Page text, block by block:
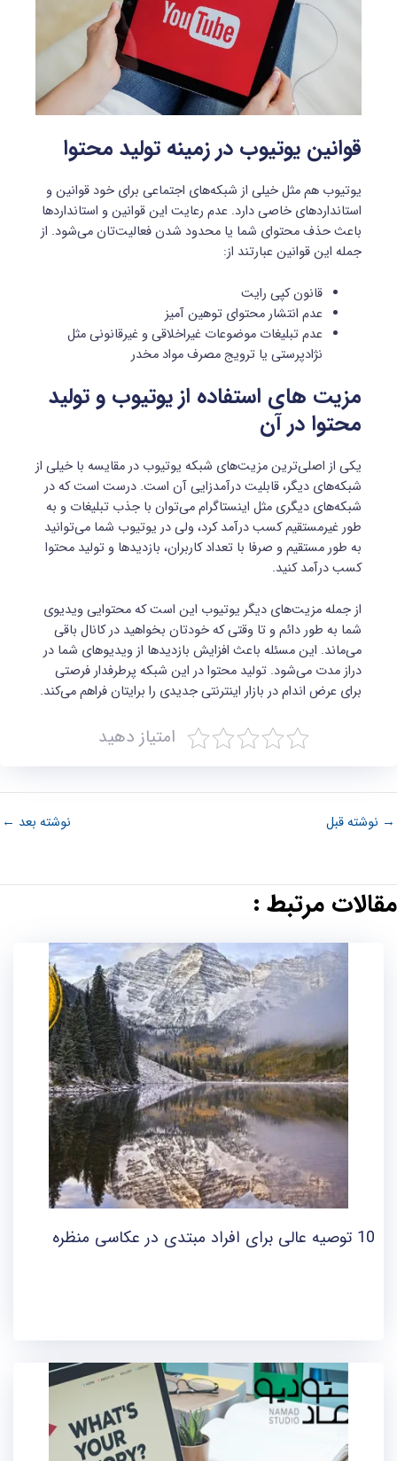
قوانین یوتیوب در زمینه تولید محتوا
یوتیوب هم مثل خیلی از شبکه‌های اجتماعی برای خود قوانین و
استانداردهای خاصی دارد. عدم رعایت این قوانین و استانداردها
باعث حذف محتوای شما یا محدود شدن فعالیت‌تان می‌شود. از
جمله این قوانین عبارتند از:
قانون کپی رایت
عدم انتشار محتوای توهین آمیز
عدم تبلیغات موضوعات غیراخلاقی و غیرقانونی مثل
نژادپرستی یا ترویج مصرف مواد مخدر
مزیت های استفاده از یوتیوب و تولید
محتوا در آن
یکی از اصلی‌ترین مزیت‌های شبکه یوتیوب در مقایسه با خیلی از
شبکه‌های دیگر، قابلیت درآمدزایی آن است. درست است که در
شبکه‌های دیگری مثل اینستاگرام می‌توان با جذب تبلیغات و به
طور غیرمستقیم کسب درآمد کرد، ولی در یوتیوب شما می‌توانید
به طور مستقیم و صرفا با تعداد کاربران، بازدیدها و تولید محتوا
کسب درآمد کنید.
از جمله مزیت‌های دیگر یوتیوب این است که محتوایی ویدیوی
شما به طور دائم و تا وقتی که خودتان بخواهید در کانال باقی
می‌ماند. این مسئله باعث افزایش بازدیدها از ویدیوهای شما در
دراز مدت می‌شود. تولید محتوا در این شبکه پرطرفدار فرصتی
برای عرض اندام در بازار اینترنتی جدیدی را برایتان فراهم می‌کند.
امتیاز دهید
→ نوشته قبل نوشته بعد ←
مقالات مرتبط :
10 توصیه عالی برای افراد مبتدی در عکاسی منظره